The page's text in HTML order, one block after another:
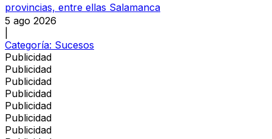
provincias, entre ellas Salamanca
5 ago 2026
Categoría: Sucesos
Publicidad
Publicidad
Publicidad
Publicidad
Publicidad
Publicidad
Publicidad